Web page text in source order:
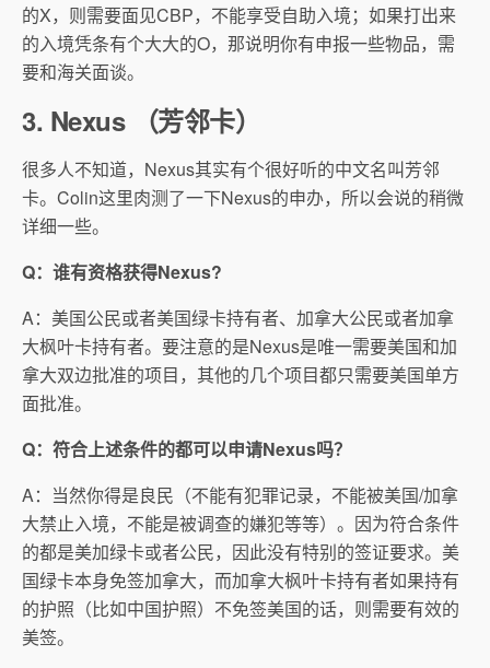
的X，则需要面见CBP，不能享受自助入境；如果打出来
的入境凭条有个大大的O，那说明你有申报一些物品，需
要和海关面谈。
3. Nexus （芳邻卡）
很多人不知道，Nexus其实有个很好听的中文名叫芳邻
卡。Colin这里肉测了一下Nexus的申办，所以会说的稍微
详细一些。
Q：谁有资格获得Nexus?
A：美国公民或者美国绿卡持有者、加拿大公民或者加拿
大枫叶卡持有者。要注意的是Nexus是唯一需要美国和加
拿大双边批准的项目，其他的几个项目都只需要美国单方
面批准。
Q：符合上述条件的都可以申请Nexus吗？
A：当然你得是良民（不能有犯罪记录，不能被美国/加拿
大禁止入境，不能是被调查的嫌犯等等）。因为符合条件
的都是美加绿卡或者公民，因此没有特别的签证要求。美
国绿卡本身免签加拿大，而加拿大枫叶卡持有者如果持有
的护照（比如中国护照）不免签美国的话，则需要有效的
美签。